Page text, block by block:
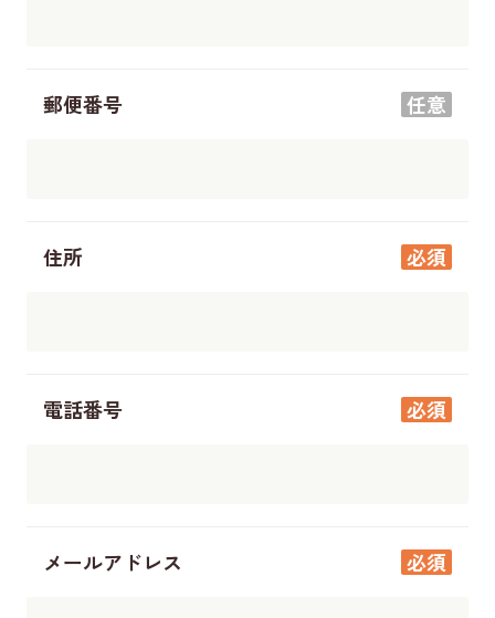
郵便番号 任意
住所 必須
電話番号 必須
メールアドレス 必須